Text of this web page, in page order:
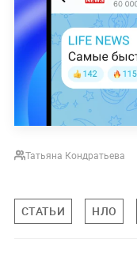
Татьяна Кондратьева
СТАТЬИ НЛО